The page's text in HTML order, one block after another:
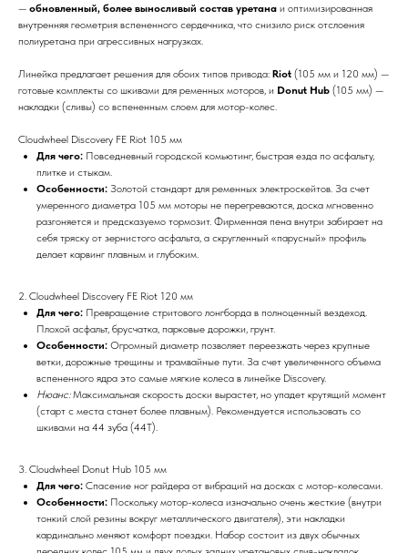
— обновленный, более выносливый состав уретана и оптимизированная
внутренняя геометрия вспененного сердечника, что снизило риск отслоения
полиуретана при агрессивных нагрузках.
Линейка предлагает решения для обоих типов привода: Riot (105 мм и 120 мм) —
готовые комплекты со шкивами для ременных моторов, и Donut Hub (105 мм) —
накладки (сливы) со вспененным слоем для мотор-колес.
Cloudwheel Discovery FE Riot 105 мм
Для чего: Повседневный городской комьютинг, быстрая езда по асфальту,
плитке и стыкам.
Особенности: Золотой стандарт для ременных электроскейтов. За счет
умеренного диаметра 105 мм моторы не перегреваются, доска мгновенно
разгоняется и предсказуемо тормозит. Фирменная пена внутри забирает на
себя тряску от зернистого асфальта, а скругленный «парусный» профиль
делает карвинг плавным и глубоким.
2. Cloudwheel Discovery FE Riot 120 мм
Для чего: Превращение стритового лонгборда в полноценный вездеход.
Плохой асфальт, брусчатка, парковые дорожки, грунт.
Особенности: Огромный диаметр позволяет переезжать через крупные
ветки, дорожные трещины и трамвайные пути. За счет увеличенного объема
вспененного ядра это самые мягкие колеса в линейке Discovery.
Нюанс:Максимальная скорость доски вырастет, но упадет крутящий момент
(старт с места станет более плавным). Рекомендуется использовать со
шкивами на 44 зуба (44T).
3. Cloudwheel Donut Hub 105 мм
Для чего: Спасение ног райдера от вибраций на досках с мотор-колесами.
Особенности: Поскольку мотор-колеса изначально очень жесткие (внутри
тонкий слой резины вокруг металлического двигателя), эти накладки
кардинально меняют комфорт поездки. Набор состоит из двух обычных